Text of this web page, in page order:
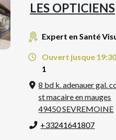
LES OPTICIENS
Expert en Santé
Ouvert jusque 19:30
1
8 bd k. adenauer gal.
st macaire en mauges
49450 SEVREMOINE
+33241641807